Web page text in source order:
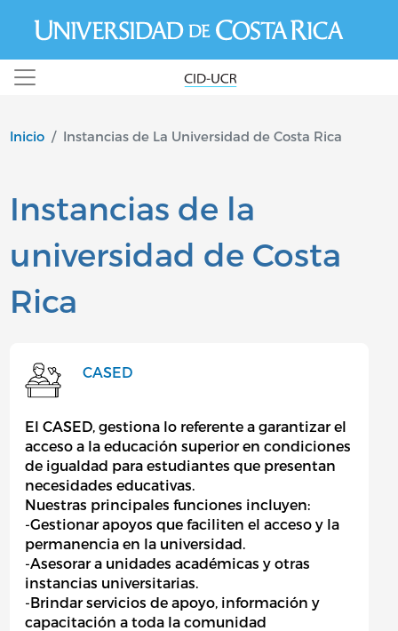
Inicio Instancias de La Universidad de Costa Rica
Instancias de la
universidad de Costa
Rica
CASED
El CASED, gestiona lo referente a garantizar el
acceso a la educación superior en condiciones
de igualdad para estudiantes que presentan
necesidades educativas.
Nuestras principales funciones incluyen:
-Gestionar apoyos que faciliten el acceso y la
permanencia en la universidad.
-Asesorar a unidades académicas y otras
instancias universitarias.
-Brindar servicios de apoyo, información y
capacitación a toda la comunidad